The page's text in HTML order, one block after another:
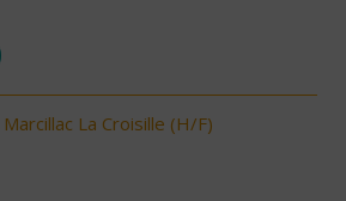
La Croisille (H/F)